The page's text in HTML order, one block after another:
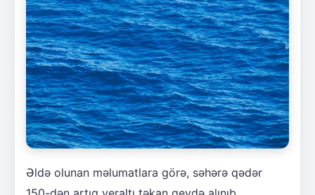
Əldə olunan məlumatlara görə, səhərə qədər